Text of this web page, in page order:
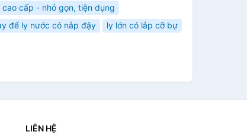
cấp - nhỏ gọn, tiện dụng
để ly nước có nắp đậy
ly lớn có lắp cỡ bự
LIÊN HỆ